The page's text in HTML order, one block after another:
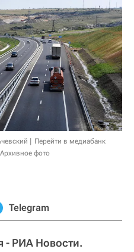
Перейти в медиабанк
фото
Telegram
РИА Новости.